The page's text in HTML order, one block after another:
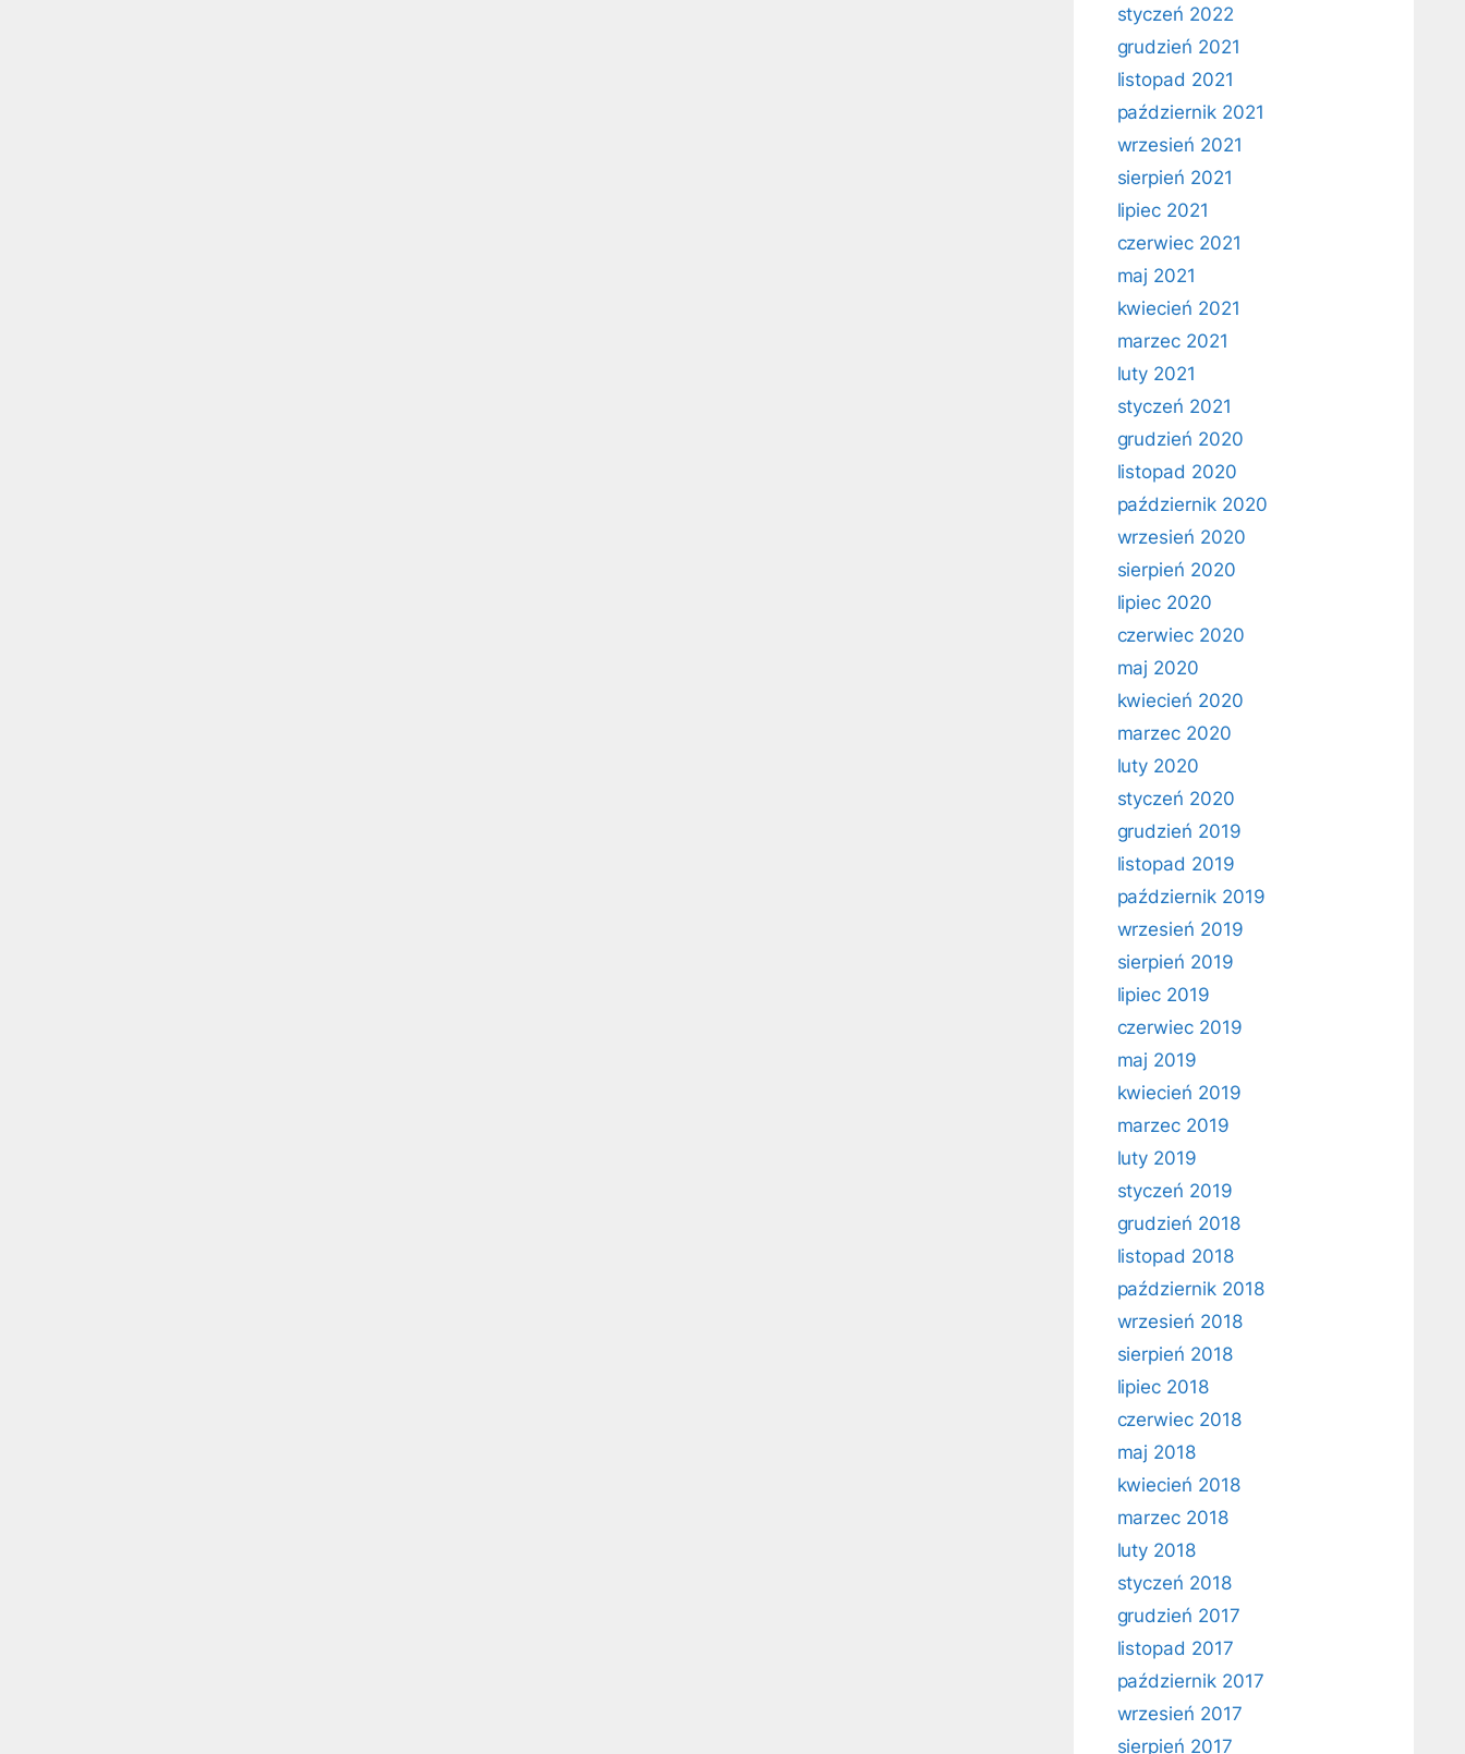
styczeń 2022
grudzień 2021
listopad 2021
październik 2021
wrzesień 2021
sierpień 2021
lipiec 2021
czerwiec 2021
maj 2021
kwiecień 2021
marzec 2021
luty 2021
styczeń 2021
grudzień 2020
listopad 2020
październik 2020
wrzesień 2020
sierpień 2020
lipiec 2020
czerwiec 2020
maj 2020
kwiecień 2020
marzec 2020
luty 2020
styczeń 2020
grudzień 2019
listopad 2019
październik 2019
wrzesień 2019
sierpień 2019
lipiec 2019
czerwiec 2019
maj 2019
kwiecień 2019
marzec 2019
luty 2019
styczeń 2019
grudzień 2018
listopad 2018
październik 2018
wrzesień 2018
sierpień 2018
lipiec 2018
czerwiec 2018
maj 2018
kwiecień 2018
marzec 2018
luty 2018
styczeń 2018
grudzień 2017
listopad 2017
październik 2017
wrzesień 2017
sierpień 2017